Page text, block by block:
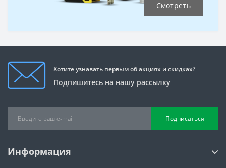
Смотреть
Хотите узнавать первым об акциях и скидках?
Подпишитесь на нашу рассылку
Подписаться
Информация